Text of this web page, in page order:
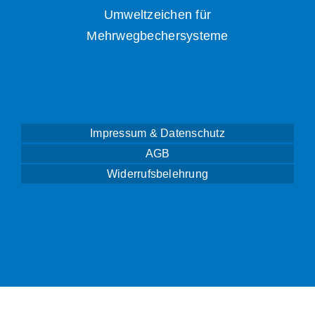
Umweltzeichen für
Mehrwegbechersysteme
Impressum & Datenschutz
AGB
Widerrufsbelehrung